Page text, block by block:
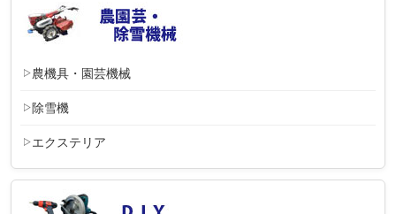
農機具・園芸機械
除雪機
エクステリア